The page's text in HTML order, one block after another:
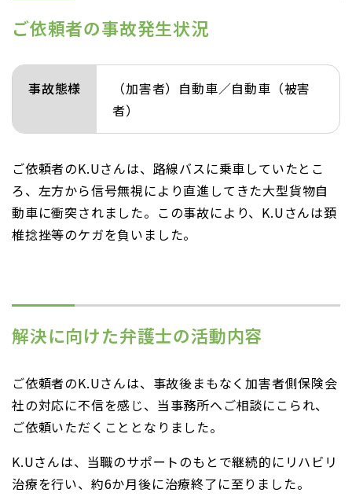
ご依頼者の事故発生状況
事故態様
（加害者）自動車／自動車（被害
者）
ご依頼者のK.Uさんは、路線バスに乗車していたとこ
ろ、左方から信号無視により直進してきた大型貨物自
動車に衝突されました。この事故により、K.Uさんは頚
椎捻挫等のケガを負いました。
解決に向けた弁護士の活動内容
ご依頼者のK.Uさんは、事故後まもなく加害者側保険会
社の対応に不信を感じ、当事務所へご相談にこられ、
ご依頼いただくこととなりました。
K.Uさんは、当職のサポートのもとで継続的にリハビリ
治療を行い、約6か月後に治療終了に至りました。